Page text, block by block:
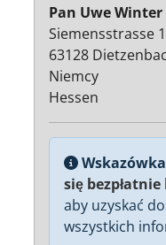
Pan Uwe Winter
Siemensstrasse
63128
Niemcy
Hessen
się
aby uzyskać
wszystkich